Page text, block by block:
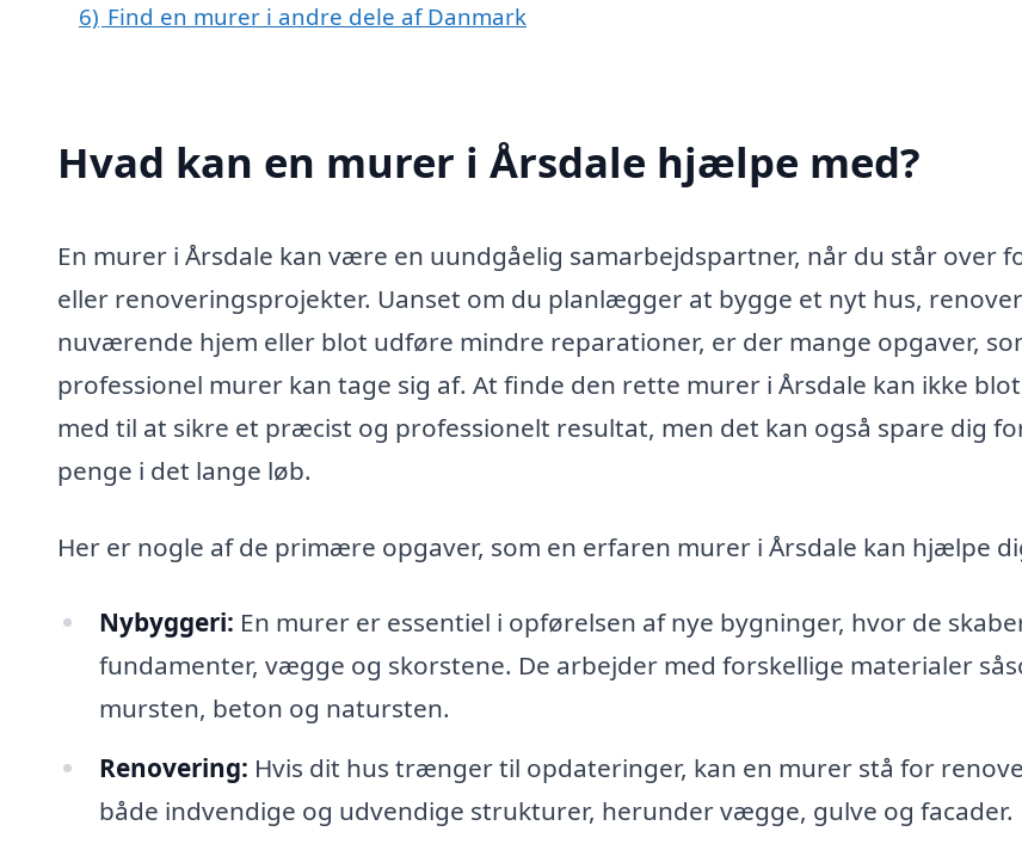
6) Find en murer i andre dele af Danmark
Hvad kan en murer i Årsdale hjælpe med?
En murer i Årsdale kan være en uundgåelig samarbejdspartner, når du står over
eller renoveringsprojekter. Uanset om du planlægger at bygge et nyt hus,
nuværende hjem eller blot udføre mindre reparationer, er der mange opgaver,
professionel murer kan tage sig af. At finde den rette murer i Årsdale kan ikke
med til at sikre et præcist og professionelt resultat, men det kan også spare dig
penge i det lange løb.
Her er nogle af de primære opgaver, som en erfaren murer i Årsdale kan hjælpe
Nybyggeri: En murer er essentiel i opførelsen af nye bygninger, hvor de
fundamenter, vægge og skorstene. De arbejder med forskellige materialer
mursten, beton og natursten.
Renovering: Hvis dit hus trænger til opdateringer, kan en murer stå for
både indvendige og udvendige strukturer, herunder vægge, gulve og facader.